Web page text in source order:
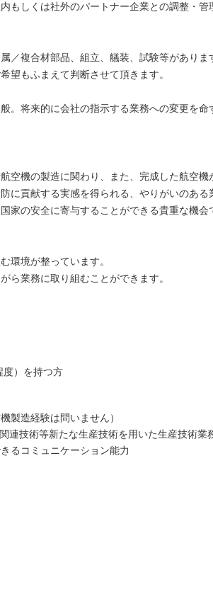
もしくは社外のパートナー企業との調整・管
／複合材部品、組立、艤装、試験等がありま
望もふまえて判断させて頂きます。
。将来的に会社の指示する業務への変更を命
空機の製造に関わり、また、完成した航空機
に貢献する実感を得られる、やりがいのある
家の安全に寄与することができる貴重な機会
環境が整っています。
ら業務に取り組むことができます。
度）を持つ方
製造経験は問いません）
連技術等新たな生産技術を用いた生産技術業
るコミュニケーション能力